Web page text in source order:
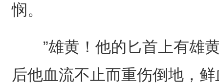
悯。
”雄黄！他的匕首上有雄黄
后他血流不止而重伤倒地，